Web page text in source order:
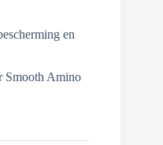
en
Smooth Amino